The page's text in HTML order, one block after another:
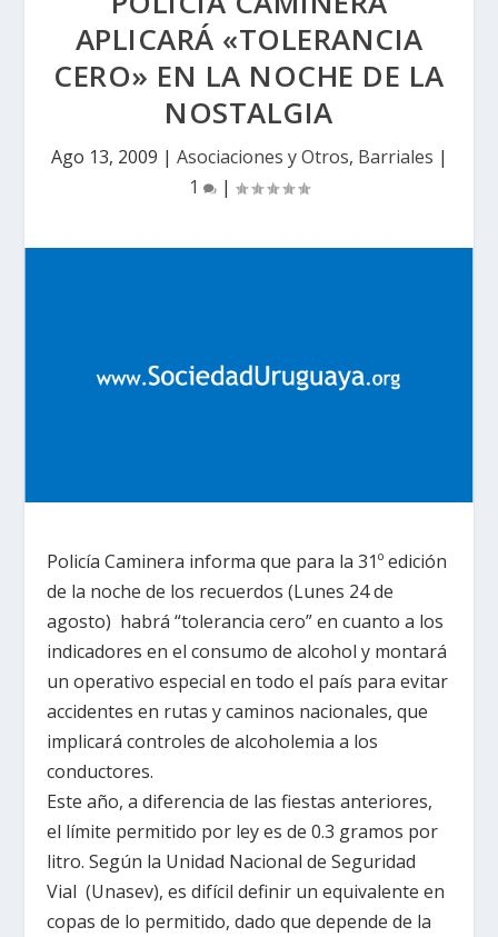
APLICARÁ «TOLERANCIA
CERO» EN LA NOCHE DE LA
NOSTALGIA
Ago 13, 2009 | Asociaciones y Otros, Barriales |
1
|
Policía Caminera informa que para la 31º edición
de la noche de los recuerdos (Lunes 24 de
agosto) habrá “tolerancia cero” en cuanto a los
indicadores en el consumo de alcohol y montará
un operativo especial en todo el país para evitar
accidentes en rutas y caminos nacionales, que
implicará controles de alcoholemia a los
conductores.
Este año, a diferencia de las fiestas anteriores,
el límite permitido por ley es de 0.3 gramos por
litro. Según la Unidad Nacional de Seguridad
Vial (Unasev), es difícil definir un equivalente en
copas de lo permitido, dado que depende de la